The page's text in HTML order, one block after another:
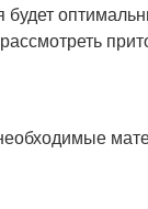
будет